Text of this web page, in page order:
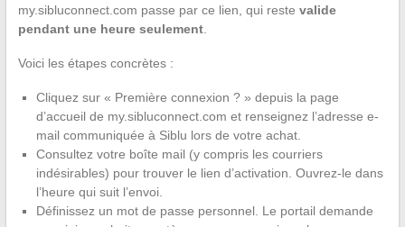
my.sibluconnect.com passe par ce lien, qui reste valide
pendant une heure seulement.
Voici les étapes concrètes :
Cliquez sur « Première connexion ? » depuis la page
d’accueil de my.sibluconnect.com et renseignez l’adresse e-
mail communiquée à Siblu lors de votre achat.
Consultez votre boîte mail (y compris les courriers
indésirables) pour trouver le lien d’activation. Ouvrez-le dans
l’heure qui suit l’envoi.
Définissez un mot de passe personnel. Le portail demande